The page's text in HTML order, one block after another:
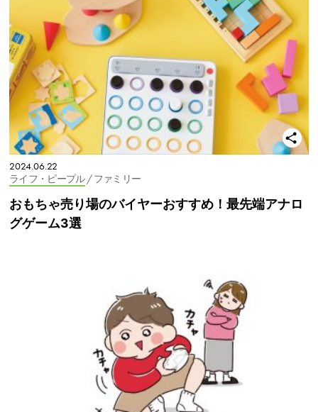
2024.06.22
ライフ・ピープル/ ファミリー
おもちゃ売り場のバイヤーおすすめ！最先端アナロ
グゲーム3選